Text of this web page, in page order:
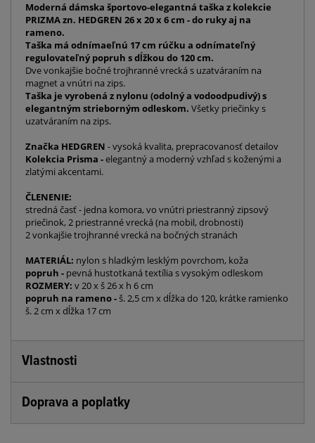
Moderná dámska športovo-elegantná taška z kolekcie
PRIZMA zn. HEDGREN 26 x 20 x 6 cm - do ruky aj na
rameno.
Taška má odnímaeľnú 17 cm rúčku a odnímateľný
regulovateľný popruh s dĺžkou do 120 cm.
Dve vonkajšie bočné trojhranné vrecká s uzatváraním na
magnet a vnútri na zips.
Taška je vyrobená z nylonu (odolný a vodoodpudivý) s
elegantným strieborným odleskom. Všetky priečinky s
uzatváraním na zips.
Značka HEDGREN - vysoká kvalita, prepracovanosť detailov
Kolekcia Prisma -elegantný a moderný vzhľad s koženými a
zlatými akcentami.
ČLENENIE:
stredná časť - jedna komora, vo vnútri priestranný zipsový
priečinok, 2 priestranné vrecká (na mobil, drobnosti)
2 vonkajšie trojhranné vrecká na bočných stranách
MATERIÁL: nylon s hladkým lesklým povrchom, koža
popruh - pevná hustotkaná textília s vysokým odleskom
ROZMERY: v 20 x š 26 x h 6 cm
popruh na rameno -š. 2,5 cm x dĺžka do 120, krátke ramienko
š. 2 cm x dĺžka 17 cm
Vlastnosti
Doprava a poplatky